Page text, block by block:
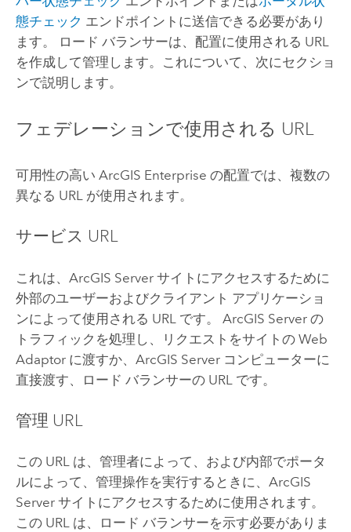
態チェック エンドポイントに送信できる必要があり
ます。 ロード バランサーは、配置に使用される URL
を作成して管理します。これについて、次にセクショ
ンで説明します。
フェデレーションで使用される URL
可用性の高い ArcGIS Enterprise の配置では、複数の
異なる URL が使用されます。
サービス URL
これは、 ArcGIS Serverサイトにアクセスするために
外部のユーザーおよびクライアント アプリケーショ
ンによって使用される URL です。 ArcGIS Serverの
トラフィックを処理し、リクエストをサイトの Web
Adaptorに渡すか、 ArcGIS Serverコンピューターに
直接渡す、ロード バランサーの URL です。
管理 URL
この URL は、管理者によって、および内部でポータ
ルによって、管理操作を実行するときに、 ArcGIS
Serverサイトにアクセスするために使用されます。
この URL は、ロード バランサーを示す必要がありま